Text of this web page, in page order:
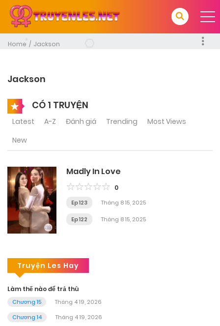
Home Jackson
Jackson
CÓ 1 TRUYỆN
Latest A-Z Đánh giá Trending
Most Views
New
Madly In Love
0
Ep 123 Tháng 8 15, 2025
Ep 122 Tháng 8 15, 2025
Truyện Les Hay
Làm thế nào để trả thù
Chương 15
Tháng 4 19, 2026
Chương 14
Tháng 4 19, 2026